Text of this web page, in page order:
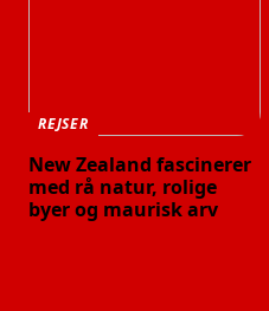
REJSER
New Zealand fascinerer
med rå natur, rolige
byer og maurisk arv